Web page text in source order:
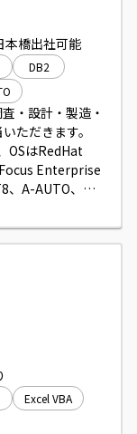
本橋出社可能
DB2
・設計・製造・
ただきます。
OSはRedHat
Enterprise
、A-AUTO、言
Excel VBA